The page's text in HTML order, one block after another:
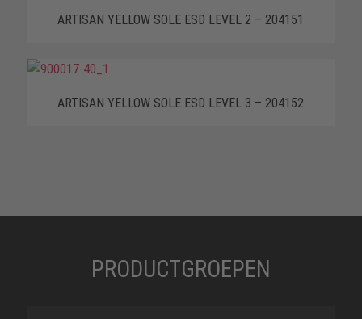
ARTISAN YELLOW SOLE ESD LEVEL 2 – 204151
ARTISAN YELLOW SOLE ESD LEVEL 3 – 204152
PRODUCTGROEPEN